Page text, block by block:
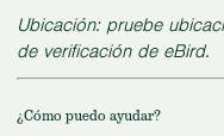
Ubicación: pruebe
de verificación de eBird.
¿Cómo puedo ayudar?